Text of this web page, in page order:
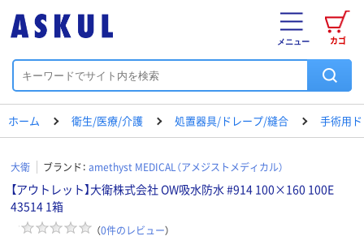
カゴ
メニュー
ホーム 衛生/医療/介護 処置器具/ドレープ/縫合 手術用
大衛 ブランド： amethyst MEDICAL（アメジストメディカル）
【アウトレット】大衛株式会社 OW吸水防水 #914 100×160 100E
43514 1箱
（0件のレビュー）